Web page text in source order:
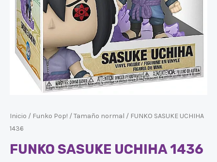
Inicio / Funko Pop! /Tamaño normal / FUNKO SASUKE UCHIHA
1436
FUNKO SASUKE UCHIHA 1436